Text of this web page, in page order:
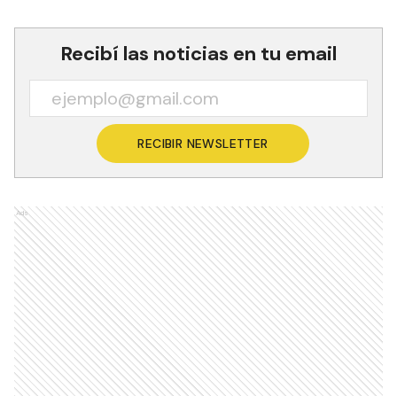
Recibí las noticias en tu email
RECIBIR NEWSLETTER
Ads